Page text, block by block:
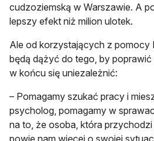
cudzoziemską w Warszawie. A
lepszy efekt niż milion ulotek.
Ale od korzystających z pomocy
będą dążyć do tego, by
w końcu się uniezależnić:
– Pomagamy szukać pracy i
psycholog, pomagamy w
na to, że osoba, która przychodzi
powie nam więcej o swojej